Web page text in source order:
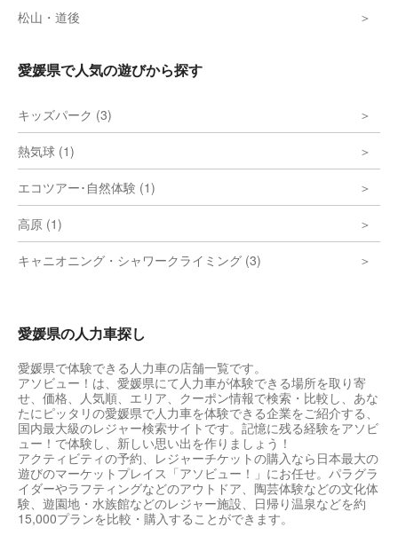
松山・道後
愛媛県で人気の遊びから探す
キッズパーク (3)
熱気球 (1)
エコツアー･自然体験 (1)
高原 (1)
キャニオニング・シャワークライミング (3)
愛媛県の人力車探し
愛媛県で体験できる人力車の店舗一覧です。
アソビュー！は、愛媛県にて人力車が体験できる場所を取り寄
せ、価格、人気順、エリア、クーポン情報で検索・比較し、あな
たにピッタリの愛媛県で人力車を体験できる企業をご紹介する、
国内最大級のレジャー検索サイトです。記憶に残る経験をアソビ
ュー！で体験し、新しい思い出を作りましょう！
アクティビティの予約、レジャーチケットの購入なら日本最大の
遊びのマーケットプレイス「アソビュー！」にお任せ。パラグラ
イダーやラフティングなどのアウトドア、陶芸体験などの文化体
験、遊園地・水族館などのレジャー施設、日帰り温泉などを約
15,000プランを比較・購入することができます。